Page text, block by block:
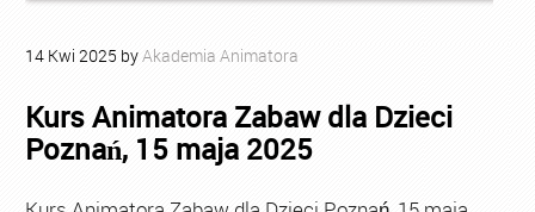
14 Kwi 2025 byAkademia Animatora
Kurs Animatora Zabaw dla Dzieci
Poznań, 15 maja 2025